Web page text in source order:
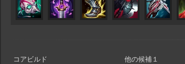
コアビルド 他の候補１